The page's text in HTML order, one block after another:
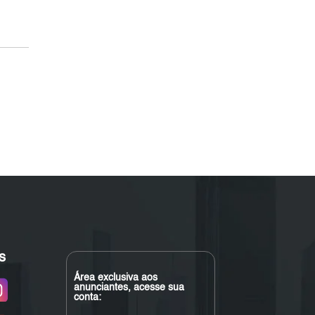
Área exclusiva aos
anunciantes, acesse sua
conta: